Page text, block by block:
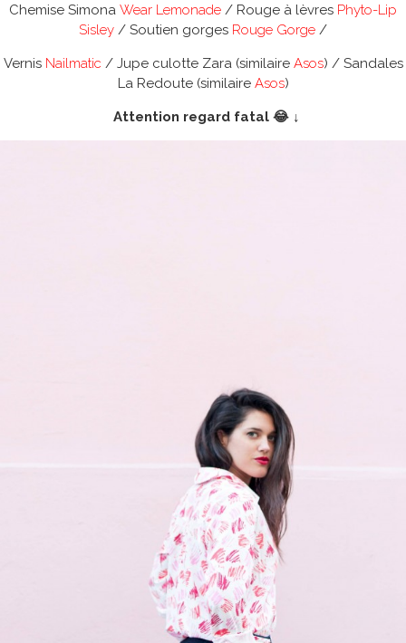
Chemise Simona Wear Lemonade / Rouge à lèvres Phyto-Lip
Sisley / Soutien gorges Rouge Gorge /
Vernis Nailmatic / Jupe culotte Zara (similaireAsos) / Sandales
La Redoute (similaire Asos)
Attention regard fatal 😂 ↓